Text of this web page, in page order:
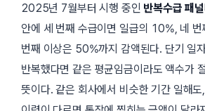
2025년 7월부터 시행 중인 반복수급 패
안에 세 번째 수급이면 일급의 10%, 네
번째 이상은 50%까지 감액된다. 단기 일
반복했다면 같은 평균임금이라도 액수가
뜻이다. 같은 회사에서 비슷한 기간 일해